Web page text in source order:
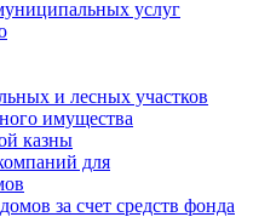
услуг
и лесных участков
имущества
казны
для
за счет средств фонда